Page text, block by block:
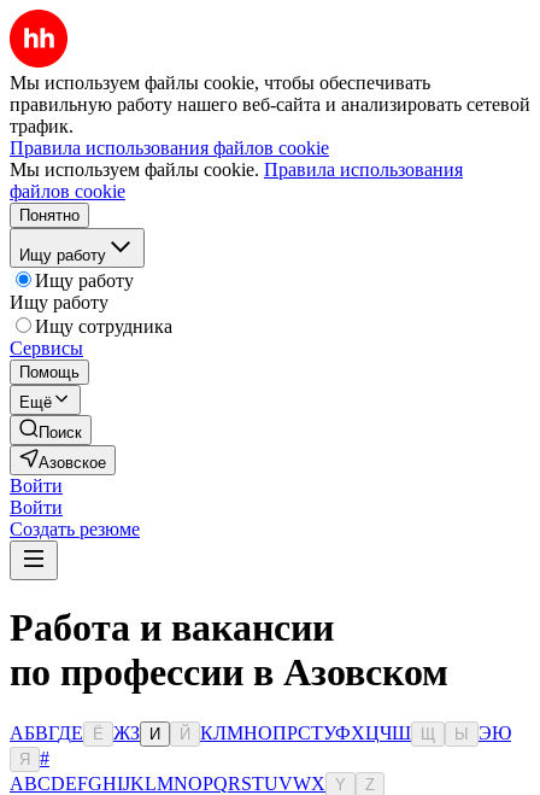
Мы используем файлы cookie, чтобы обеспечивать
правильную работу нашего веб-сайта и анализировать сетевой
трафик.
Правила использования файлов cookie
Мы используем файлы cookie. Правила использования
файлов cookie
Понятно
Ищу работу
Ищу работу
Ищу работу
Ищу сотрудника
Сервисы
Помощь
Ещё
Поиск
Азовское
Войти
Войти
Создать резюме
Работа и вакансии
по профессии в Азовском
АБВГДЕ Ё ЖЗ И Й КЛМНОПРСТУФХЦЧШ Ы ЭЮ
Я
#
ABCDEFGHIJKLMNOPQRSTUVWX Y Z